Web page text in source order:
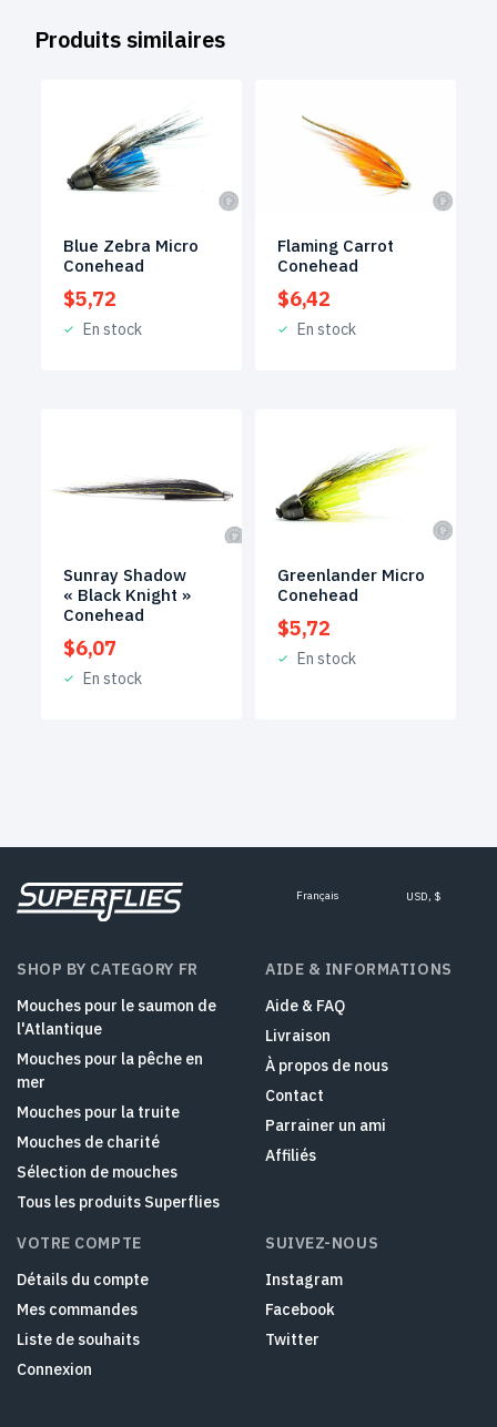
Produits similaires
Blue Zebra Micro
Conehead
$5,72
En stock
Flaming Carrot
Conehead
$6,42
En stock
Sunray Shadow
« Black Knight »
Conehead
$6,07
En stock
Greenlander Micro
Conehead
$5,72
En stock
Français USD, $
SHOP BY CATEGORY FR
Mouches pour le saumon de
l'Atlantique
Mouches pour la pêche en
mer
Mouches pour la truite
Mouches de charité
Sélection de mouches
Tous les produits Superflies
AIDE & INFORMATIONS
Aide & FAQ
Livraison
À propos de nous
Contact
Parrainer un ami
Affiliés
VOTRE COMPTE
Détails du compte
Mes commandes
Liste de souhaits
Connexion
SUIVEZ-NOUS
Instagram
Facebook
Twitter